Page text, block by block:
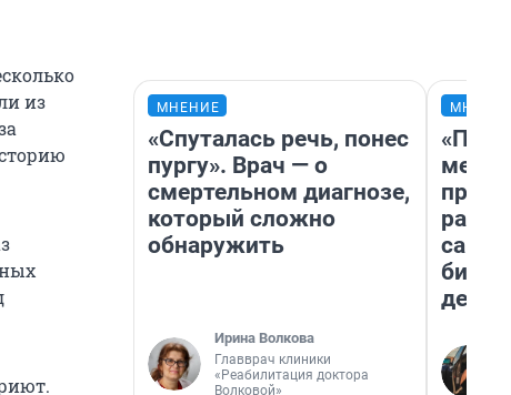
из
МНЕНИЕ
«Спуталась речь, понес
пургу». Врач — о
смертельном диагнозе,
который сложно
обнаружить
Ирина Волкова
Главврач клиники
«Реабилитация доктора
Волковой»